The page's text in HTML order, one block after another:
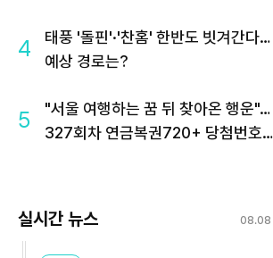
4
태풍 '돌핀'·'찬홈' 한반도 빗겨간다…
예상 경로는?
5
"서울 여행하는 꿈 뒤 찾아온 행운"…
327회차 연금복권720+ 당첨번호조
실시간 뉴스 08.08